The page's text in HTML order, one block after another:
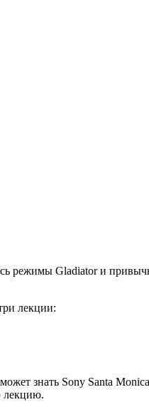
режимы Gladiator и
лекции:
знать Sony Santa
лекцию.